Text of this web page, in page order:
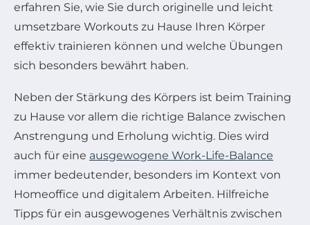
erfahren Sie, wie Sie durch originelle und leicht
umsetzbare Workouts zu Hause Ihren Körper
effektiv trainieren können und welche Übungen
sich besonders bewährt haben.
Neben der Stärkung des Körpers ist beim Training
zu Hause vor allem die richtige Balance zwischen
Anstrengung und Erholung wichtig. Dies wird
auch für eine ausgewogene Work-Life-Balance
immer bedeutender, besonders im Kontext von
Homeoffice und digitalem Arbeiten. Hilfreiche
Tipps für ein ausgewogenes Verhältnis zwischen